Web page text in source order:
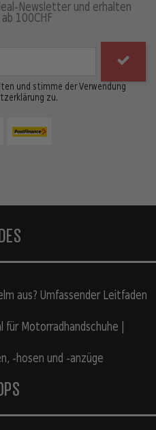
Newsletter und erhalten
100CHF
und stimme der Verwendung
zu.
aus? Umfassender Leitfaden
Motorradhandschuhe |
-hosen und -anzüge